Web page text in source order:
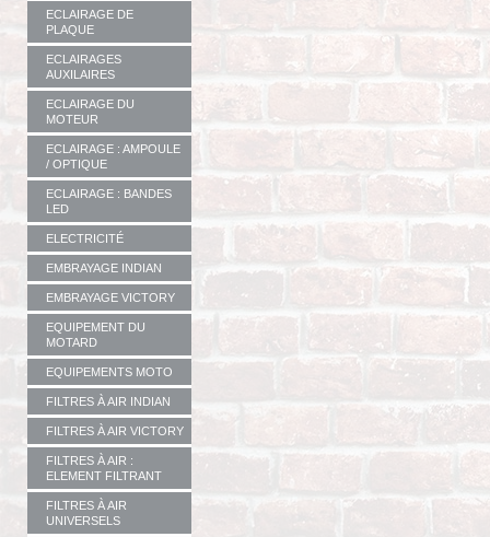
ECLAIRAGE DE
PLAQUE
ECLAIRAGES
AUXILAIRES
ECLAIRAGE DU
MOTEUR
ECLAIRAGE : AMPOULE
/ OPTIQUE
ECLAIRAGE : BANDES
LED
ELECTRICITÉ
EMBRAYAGE INDIAN
EMBRAYAGE VICTORY
EQUIPEMENT DU
MOTARD
EQUIPEMENTS MOTO
FILTRES À AIR INDIAN
FILTRES À AIR VICTORY
FILTRES À AIR :
ELEMENT FILTRANT
FILTRES À AIR
UNIVERSELS